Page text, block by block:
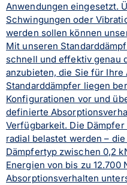
Anwendungen eingesetzt.
Schwingungen oder
werden sollen können
Mit unseren
schnell und effektiv genau
anzubieten, die Sie für Ihre
Standarddämpfer liegen
Konfigurationen vor und
definierte
Verfügbarkeit. Die
radial belastet werden –
Dämpfertyp zwischen 0,2
Energien von bis zu 12.700
Absorptionsverhalten